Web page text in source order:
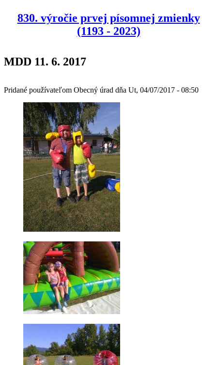
830. výročie prvej písomnej zmienky
(1193 - 2023)
MDD 11. 6. 2017
Pridané používateľom Obecný úrad dňa Ut, 04/07/2017 - 08:50